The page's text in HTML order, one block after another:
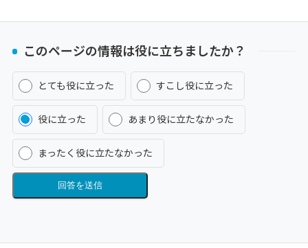
このページの情報は役に立ちましたか？
とても役に立った すこし役に立った
役に立った あまり役に立たなかった
まったく役に立たなかった
回答を送信